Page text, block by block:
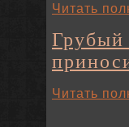
Читать
Грубый
Читать